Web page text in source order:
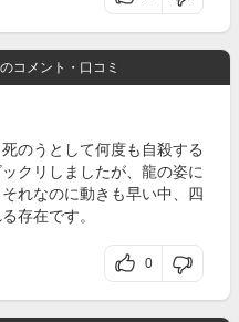
コメント・口コミ
のうとして何度も自殺する
クリしましたが、龍の姿に
れなのに動きも早い中、四
存在です。
0